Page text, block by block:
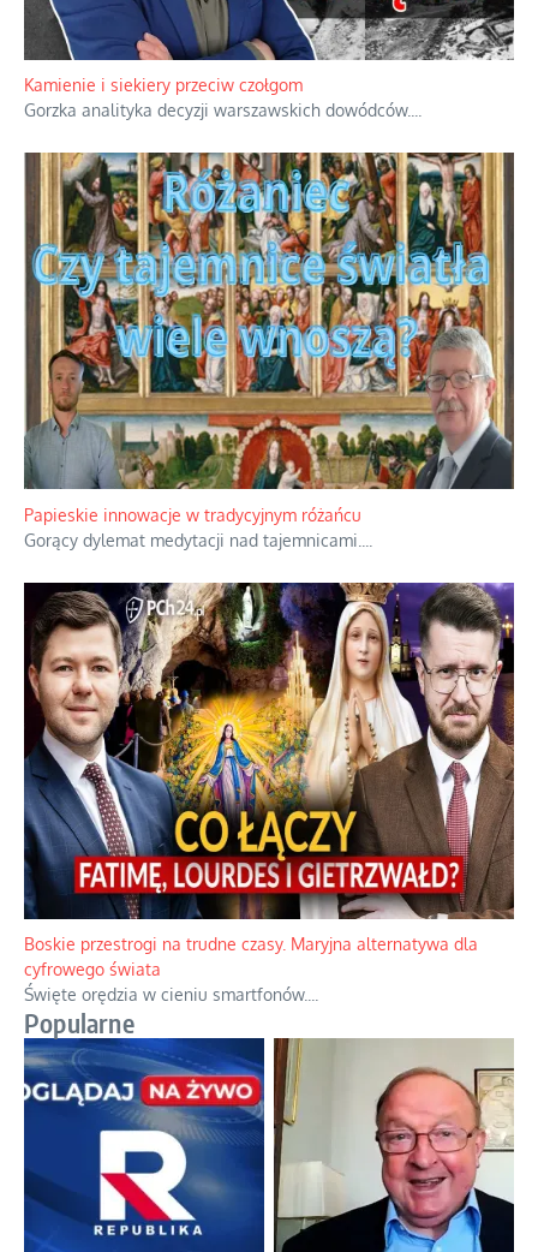
Familijny spór o biskupie sakry
Rodzinna polemika wokół sakr w Écône.
Kamienie i siekiery przeciw czołgom
Gorzka analityka decyzji warszawskich dowódców.
Papieskie innowacje w tradycyjnym różańcu
Gorący dylemat medytacji nad tajemnicami....